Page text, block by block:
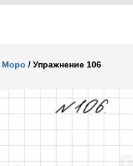
Моро / Упражнение 106